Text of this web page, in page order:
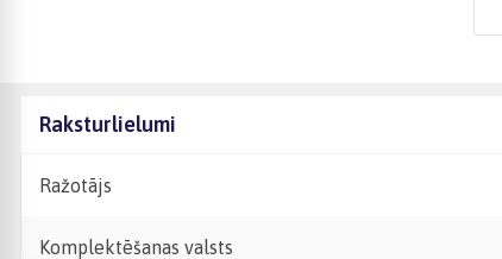
Raksturlielumi
Ražotājs
Komplektēšanas valsts